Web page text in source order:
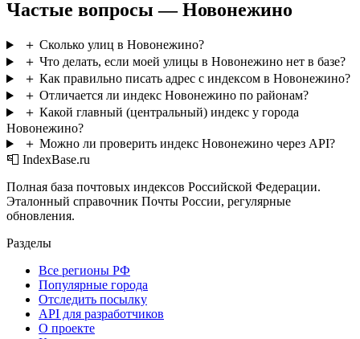
Частые вопросы — Новонежино
＋ Сколько улиц в Новонежино?
＋ Что делать, если моей улицы в Новонежино нет в базе?
＋ Как правильно писать адрес с индексом в Новонежино?
＋ Отличается ли индекс Новонежино по районам?
＋ Какой главный (центральный) индекс у города
Новонежино?
＋ Можно ли проверить индекс Новонежино через API?
📮 IndexBase.ru
Полная база почтовых индексов Российской Федерации.
Эталонный справочник Почты России, регулярные
обновления.
Разделы
Все регионы РФ
Популярные города
Отследить посылку
API для разработчиков
О проекте